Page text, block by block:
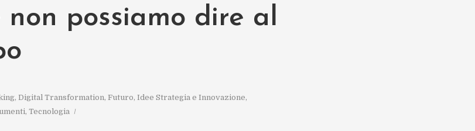
non possiamo dire al
, Digital Transformation, Futuro, Idee Strategia e Innovazione,
, Tecnologia